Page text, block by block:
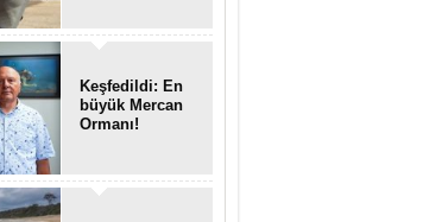
Keşfedildi: En
büyük Mercan
Ormanı!